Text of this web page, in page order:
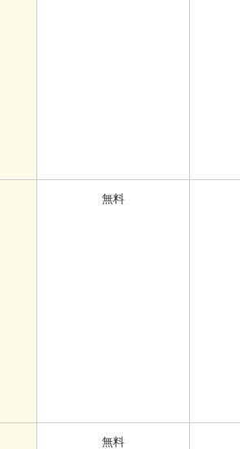
無料
無料